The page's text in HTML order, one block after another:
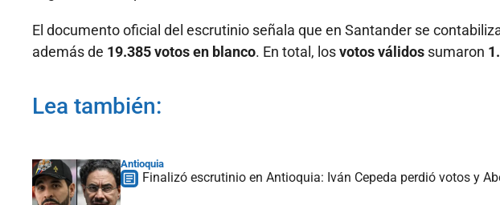
El documento oficial del escrutinio señala que en Santander se
además de 19.385 votos en blanco. En total, losvotos válidos sumaron
Lea también:
Antioquia
Finalizó escrutinio en Antioquia: Iván Cepeda perdió votos y